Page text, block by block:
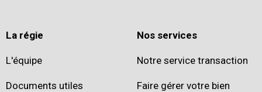
La régie
L'équipe
Documents utiles
Nos services
Notre service transaction
Faire gérer votre bien